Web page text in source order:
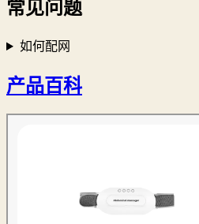
常见问题
如何配网
产品百科